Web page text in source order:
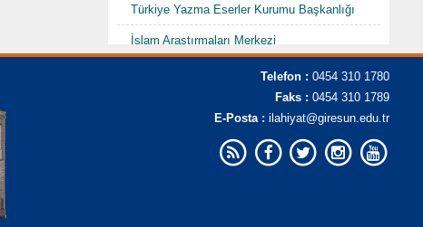
Türkiye Yazma Eserler Kurumu Başkanlığı
İslam Araştırmaları Merkezi
Karadenizde Fütüvvet ve Ahilik
Sempozyumu/Şurası-I "Hacı Abdullah
Telefon : 0454 310 1780
Faks : 0454 310 1789
E-Posta : ilahiyat@giresun.edu.tr